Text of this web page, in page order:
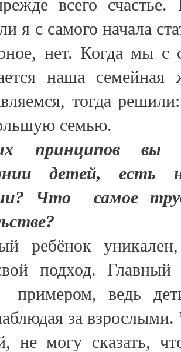
всего счастье.
я с самого начала
нет. Когда мы с
наша семейная
тогда
семью.
принципов вы
детей, есть
Что самое
ребёнок
подход.
примером, ведь
за
не могу сказать,